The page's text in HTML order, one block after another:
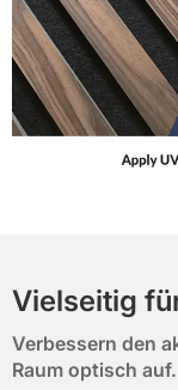
Vielseitig
Verbessern den
Raum optisch auf.